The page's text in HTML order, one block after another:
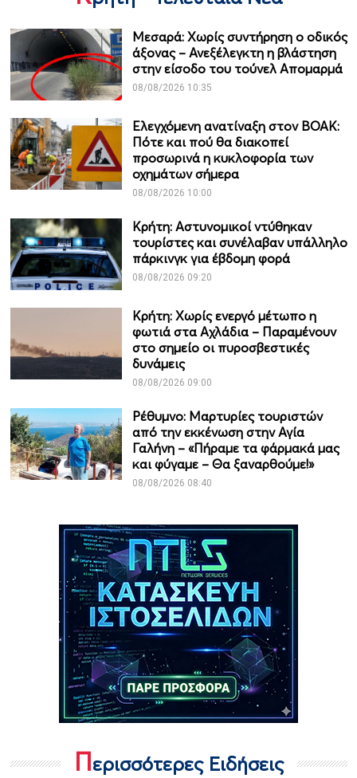
Μεσαρά: Χωρίς συντήρηση ο οδικός
άξονας – Ανεξέλεγκτη η βλάστηση
στην είσοδο του τούνελ Απομαρμά
08/08/2026 10:35
Ελεγχόμενη ανατίναξη στον ΒΟΑΚ:
Πότε και πού θα διακοπεί
προσωρινά η κυκλοφορία των
οχημάτων σήμερα
08/08/2026 10:00
Κρήτη: Αστυνομικοί ντύθηκαν
τουρίστες και συνέλαβαν υπάλληλο
πάρκινγκ για έβδομη φορά
08/08/2026 09:20
Κρήτη: Χωρίς ενεργό μέτωπο η
φωτιά στα Αχλάδια – Παραμένουν
στο σημείο οι πυροσβεστικές
δυνάμεις
08/08/2026 09:00
Ρέθυμνο: Μαρτυρίες τουριστών
από την εκκένωση στην Αγία
Γαλήνη – «Πήραμε τα φάρμακά μας
και φύγαμε – Θα ξαναρθούμε!»
08/08/2026 08:40
Περισσότερες Ειδήσεις